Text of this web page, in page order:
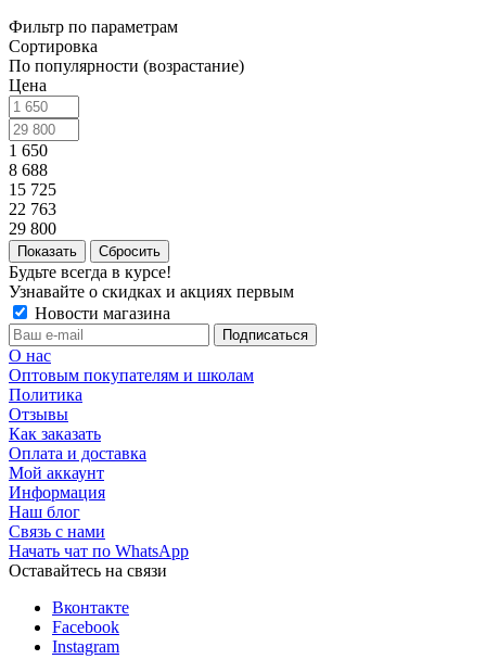
Фильтр по параметрам
Сортировка
По популярности (возрастание)
Цена
1 650
8 688
15 725
22 763
29 800
Сбросить
Будьте всегда в курсе!
Узнавайте о скидках и акциях первым
Новости магазина
О нас
Оптовым покупателям и школам
Политика
Отзывы
Как заказать
Оплата и доставка
Мой аккаунт
Информация
Наш блог
Связь с нами
Начать чат по WhatsApp
Оставайтесь на связи
Вконтакте
Facebook
Instagram